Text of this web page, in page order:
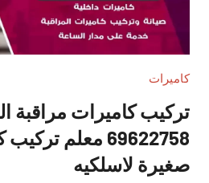
كاميرات
تركيب كاميرات مراقبة
69622758 معلم
صغيرة لاسلكيه